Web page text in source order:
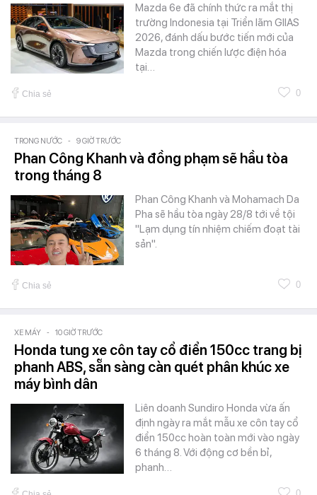
Mazda 6e đã chính thức ra mắt thị
trường Indonesia tại Triển lãm GIIAS
2026, đánh dấu bước tiến mới của
Mazda trong chiến lược điện hóa
tại…
Chia sẻ 0
TRONG NƯỚC - 9 GIỜ TRƯỚC
Phan Công Khanh và đồng phạm sẽ hầu tòa
trong tháng 8
Phan Công Khanh và Mohamach Da
Pha sẽ hầu tòa ngày 28/8 tới về tội
"Lạm dụng tín nhiệm chiếm đoạt tài
sản".
Chia sẻ 0
XE MÁY - 10 GIỜ TRƯỚC
Honda tung xe côn tay cổ điển 150cc trang bị
phanh ABS, sẵn sàng càn quét phân khúc xe
máy bình dân
Liên doanh Sundiro Honda vừa ấn
định ngày ra mắt mẫu xe côn tay cổ
điển 150cc hoàn toàn mới vào ngày
6 tháng 8. Với động cơ bền bỉ,
phanh…